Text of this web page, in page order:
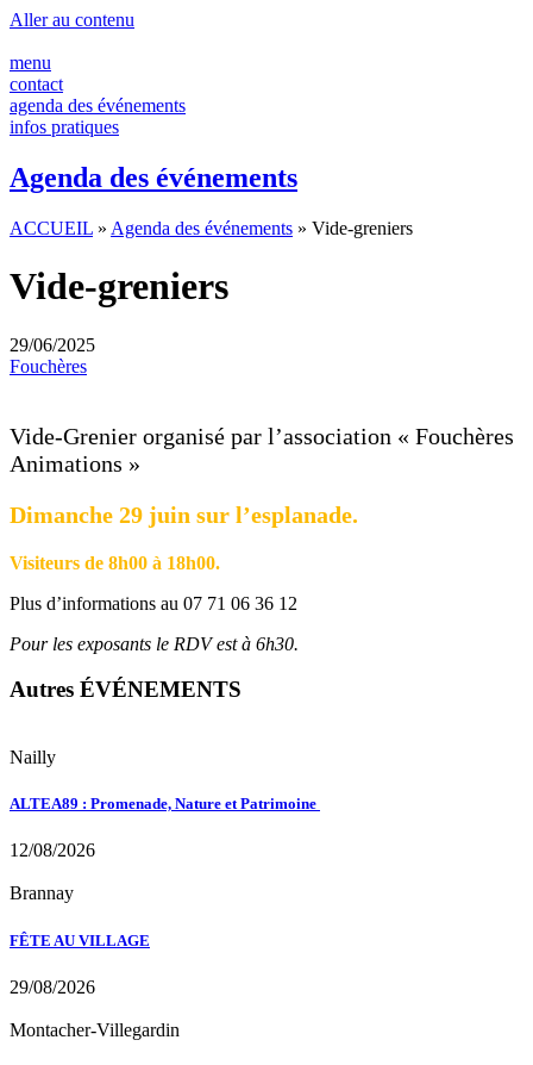
Aller au contenu
menu
contact
agenda des événements
infos pratiques
Agenda des événements
ACCUEIL » Agenda des événements » Vide-greniers
Vide-greniers
29/06/2025
Fouchères
Vide-Grenier organisé par l’association « Fouchères
Animations »
Dimanche 29 juin sur l’esplanade.
Visiteurs de 8h00 à 18h00.
Plus d’informations au 07 71 06 36 12
Pour les exposants le RDV est à 6h30.
Autres ÉVÉNEMENTS
Nailly
ALTEA89 : Promenade, Nature et Patrimoine
12/08/2026
Brannay
FÊTE AU VILLAGE
29/08/2026
Montacher-Villegardin